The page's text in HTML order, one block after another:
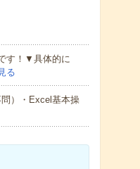
す！▼具体的に
る
）・Excel基本操